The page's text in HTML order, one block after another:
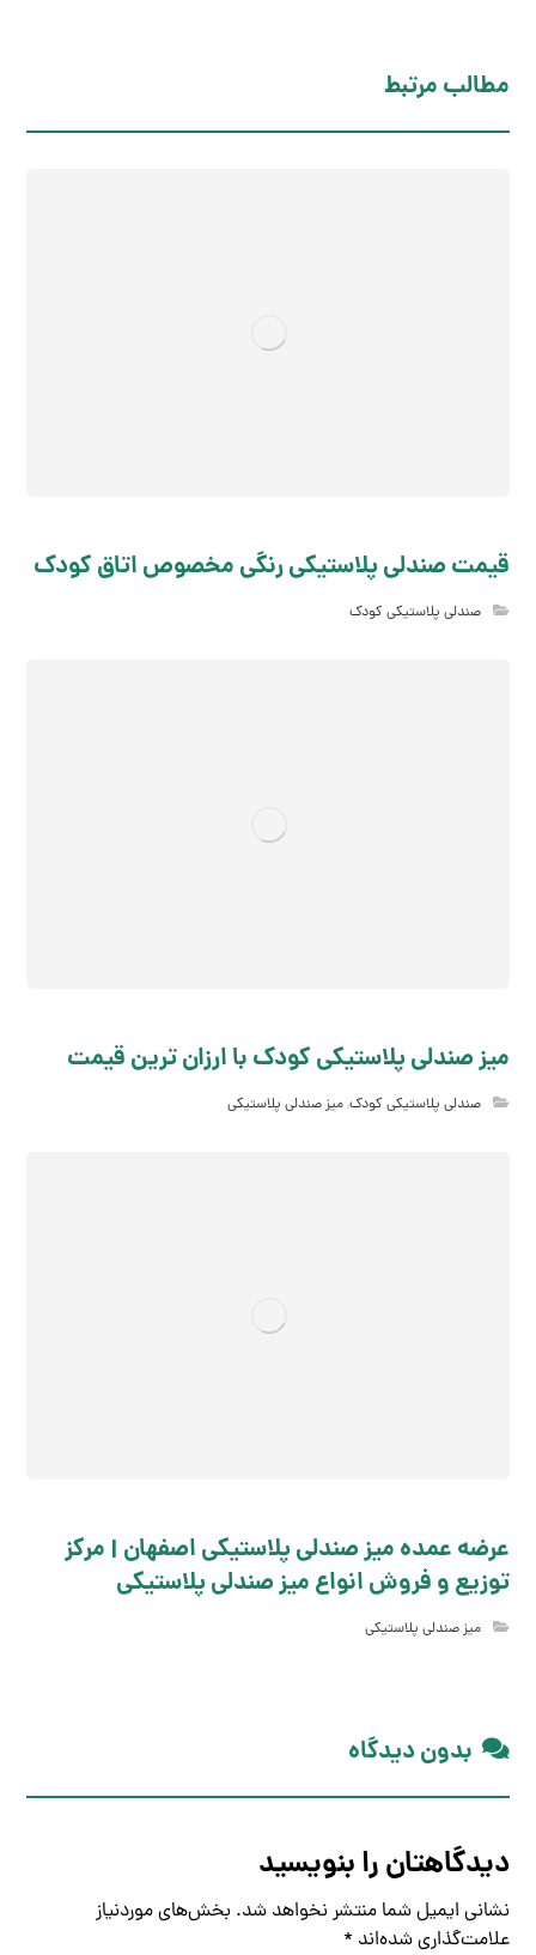
مطالب مرتبط
قیمت صندلی پلاستیکی رنگی مخصوص اتاق کودک
صندلی پلاستیکی کودک
میز صندلی پلاستیکی کودک با ارزان ترین قیمت
صندلی پلاستیکی کودک,میز صندلی پلاستیکی
عرضه عمده میز صندلی پلاستیکی اصفهان | مرکز
توزیع و فروش انواع میز صندلی پلاستیکی
میز صندلی پلاستیکی
بدون دیدگاه
دیدگاهتان را بنویسید
نشانی ایمیل شما منتشر نخواهد شد. بخش‌های موردنیاز
علامت‌گذاری شده‌اند *